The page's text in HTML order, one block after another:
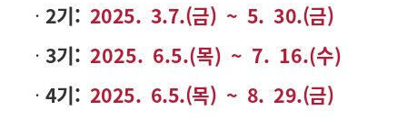
ㆍ 2기: 2025. 3.7.(금) ~ 5. 30.(금)
ㆍ 3기: 2025. 6.5.(목) ~ 7. 16.(수)
ㆍ 4기: 2025. 6.5.(목) ~ 8. 29.(금)